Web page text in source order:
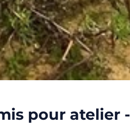
pour atelier -